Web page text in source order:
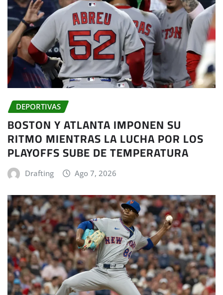
DEPORTIVAS
BOSTON Y ATLANTA IMPONEN SU
RITMO MIENTRAS LA LUCHA POR LOS
PLAYOFFS SUBE DE TEMPERATURA
Drafting Ago 7, 2026